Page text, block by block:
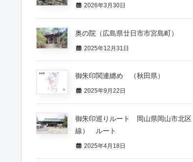
2026年3月30日
奥の院（広島県廿日市市宮島町）
2025年12月31日
御朱印関連纏め （秋田県）
2025年9月22日
御朱印巡りルート 岡山県岡山市北区
線） ルート
2025年4月18日